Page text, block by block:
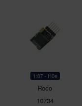
1:87 - H0e
Roco
10734